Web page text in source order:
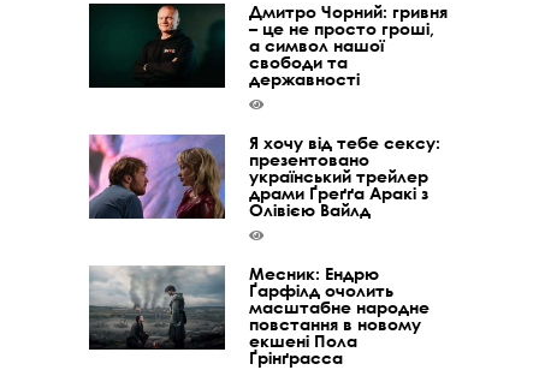
Дмитро Чорний: гривня
– це не просто гроші,
а символ нашої
свободи та
державності
Я хочу від тебе сексу:
презентовано
український трейлер
драми Ґреґґа Аракі з
Олівією Вайлд
Месник: Ендрю
Ґарфілд очолить
масштабне народне
повстання в новому
екшені Пола
Ґрінґрасса